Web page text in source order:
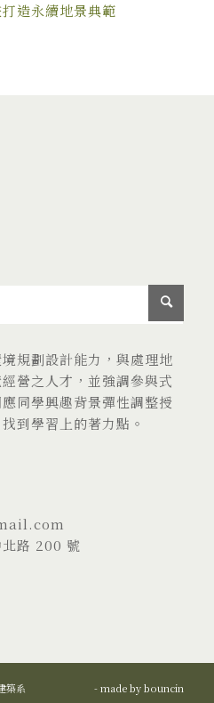
造永續地景典範
規劃設計能力，與處理地
營之人才，並強調參與式
同學興趣背景彈性調整授
到學習上的著力點。
路 200 號
築系 - made bybouncin